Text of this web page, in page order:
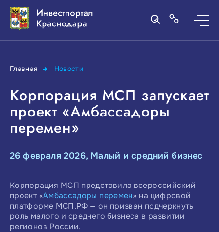
Главная Новости
Корпорация МСП запускает
проект «Амбассадоры
перемен»
26 февраля 2026, Малый и средний бизнес
Корпорация МСП представила всероссийский
проект «Амбассадоры перемен» на цифровой
платформе МСП.РФ — он призван подчеркнуть
роль малого и среднего бизнеса в развитии
регионов России.